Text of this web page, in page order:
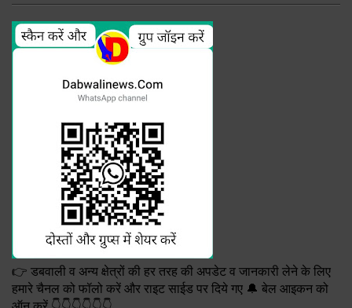
👉 डबवाली व अन्य क्षेत्रों की हर तरह की अपडेट व जानकारी लेने के लिए
हमारे चैनल को फॉलो करें और राइट साईड पर दिये गए 🔔 बेल आइकन को